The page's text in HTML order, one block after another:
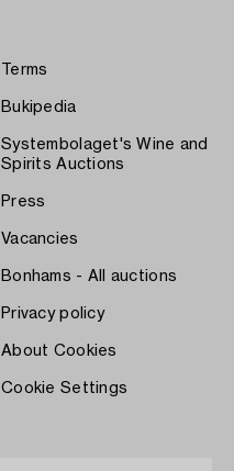
Terms
Bukipedia
Systembolaget's Wine and
Spirits Auctions
Press
Vacancies
Bonhams - All auctions
Privacy policy
About Cookies
Cookie Settings